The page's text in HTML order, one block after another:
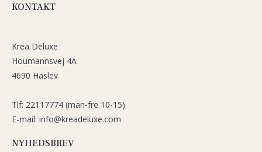
KONTAKT
Krea Deluxe
Houmannsvej 4A
4690 Haslev
Tlf: 22117774 (man-fre 10-15)
E-mail: info@kreadeluxe.com
NYHEDSBREV